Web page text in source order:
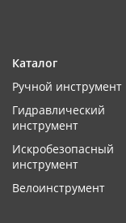
Каталог
Ручной инструмент
Гидравлический
инструмент
Искробезопасный
инструмент
Велоинструмент